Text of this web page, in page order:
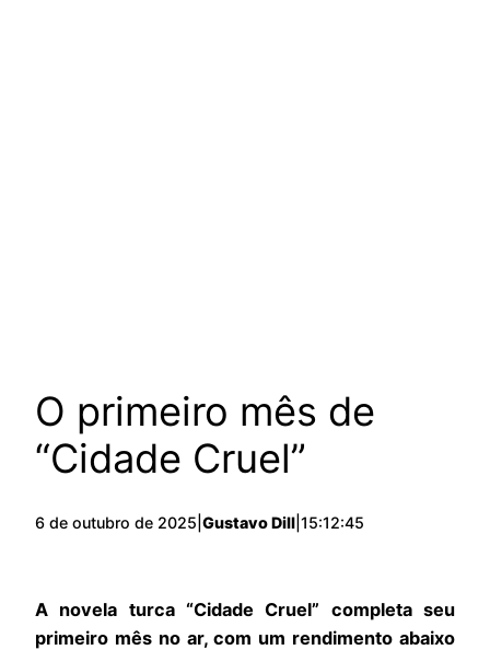
O primeiro mês de
“Cidade Cruel”
6 de outubro de 2025 Gustavo Dill 15:12:45
A novela turca “Cidade Cruel” completa seu
primeiro mês no ar, com um rendimento abaixo